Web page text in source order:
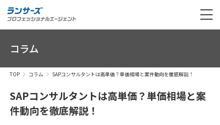
コラム
TOP コラム SAPコンサルタントは高単価？単価相場と案件動向を徹底解説！
SAPコンサルタントは高単価？単価相場と案
件動向を徹底解説！